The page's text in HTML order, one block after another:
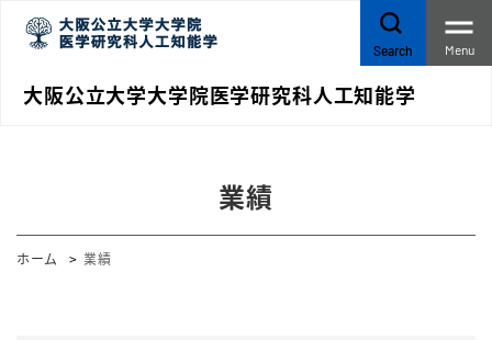
大阪公立大学大学院医学研究科人工知能学
Search Menu
業績
ホーム 業績